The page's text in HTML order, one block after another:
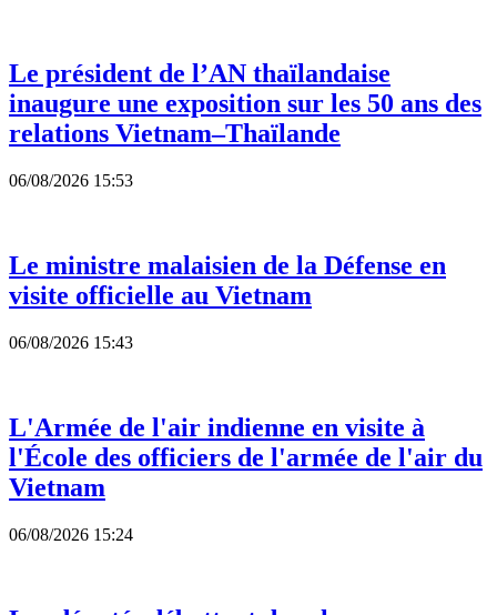
Le président de l’AN thaïlandaise
inaugure une exposition sur les 50 ans des
relations Vietnam–Thaïlande
06/08/2026 15:53
Le ministre malaisien de la Défense en
visite officielle au Vietnam
06/08/2026 15:43
L'Armée de l'air indienne en visite à
l'École des officiers de l'armée de l'air du
Vietnam
06/08/2026 15:24